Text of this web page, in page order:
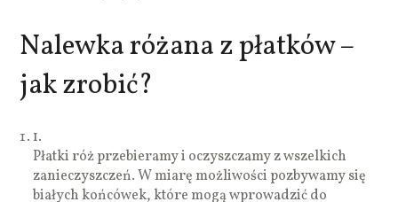
Nalewka różana z płatków –
jak zrobić?
1.
Płatki róż przebieramy i oczyszczamy z wszelkich
zanieczyszczeń. W miarę możliwości pozbywamy się
białych końcówek, które mogą wprowadzić do